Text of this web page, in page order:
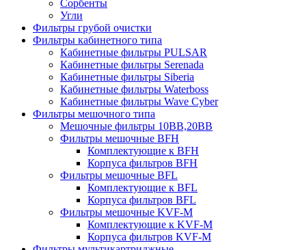
Сорбенты
Угли
Фильтры грубой очистки
Фильтры кабинетного типа
Кабинетные фильтры PULSAR
Кабинетные фильтры Serenada
Кабинетные фильтры Siberia
Кабинетные фильтры Waterboss
Кабинетные фильтры Wave Cyber
Фильтры мешочного типа
Мешочные фильтры 10ВВ,20ВВ
Фильтры мешочные BFH
Комплектующие к BFH
Корпуса фильтров BFH
Фильтры мешочные BFL
Комплектующие к BFL
Корпуса фильтров BFL
Фильтры мешочные KVF-M
Комплектующие к KVF-M
Корпуса фильтров KVF-M